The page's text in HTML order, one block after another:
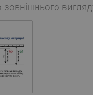
зовнішнього